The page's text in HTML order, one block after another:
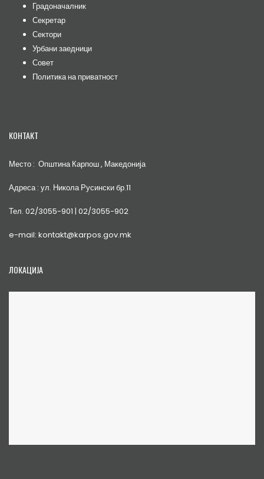
Градоначалник
Секретар
Сектори
Урбани заедници
Совет
Политика на приватност
КОНТАКТ
Место : Општина Карпош , Македонија
Адреса : ул. Никола Русински бр.11
Тел. 02/3055-901 | 02/3055-902
e-mail: kontakt@karpos.gov.mk
ЛОКАЦИЈА